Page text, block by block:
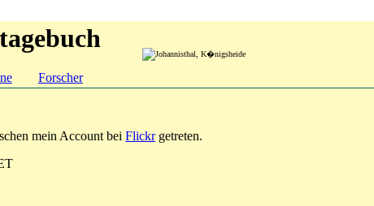
Forscher
mein Account beiFlickrgetreten.